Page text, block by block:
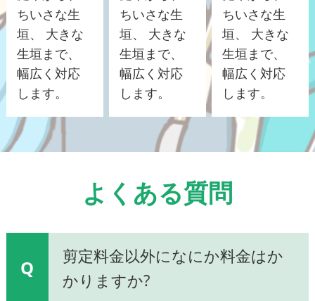
ちいさな生
垣、 大きな
生垣まで、
幅広く対応
します。
ちいさな生
垣、 大きな
生垣まで、
幅広く対応
します。
ちいさな生
垣、 大きな
生垣まで、
幅広く対応
します。
よくある質問
Q
剪定料金以外になにか料金はか
かりますか?